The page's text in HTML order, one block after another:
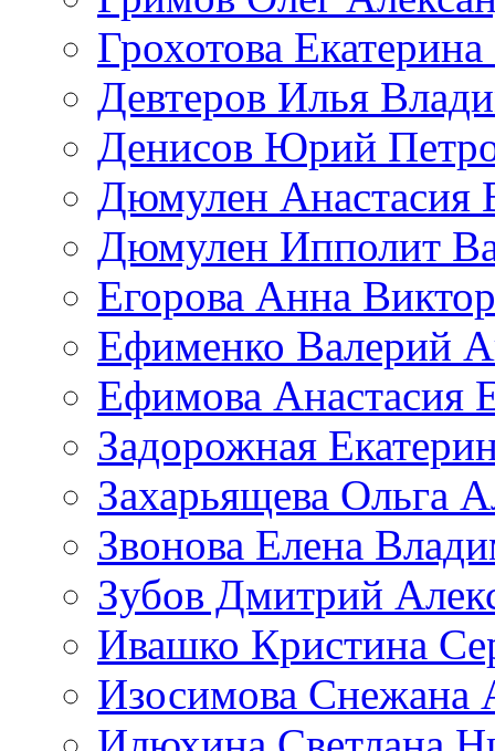
Грохотова
Девтеров Илья
Денисов Юрий
Дюмулен Анастасия
Дюмулен Ипполит
Егорова Анна
Ефименко Валерий
Ефимова Анастасия
Задорожная
Захарьящева Ольга
Звонова Елена
Зубов Дмитрий
Ивашко Кристина
Изосимова Снежана